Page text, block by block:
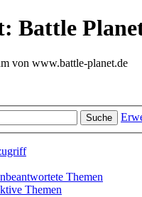
Battle
von www.battle-planet.de
Suche
Themen
Themen